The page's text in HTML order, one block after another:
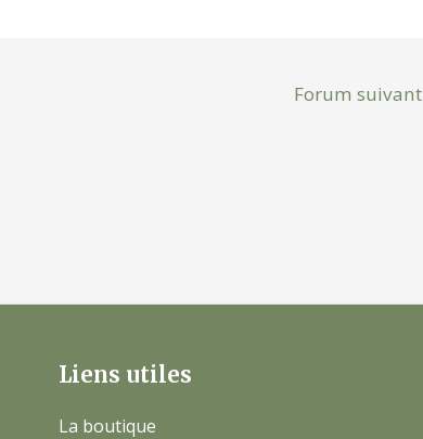
Forum suivant
Liens utiles
La boutique